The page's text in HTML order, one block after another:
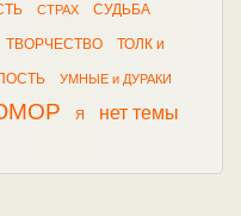
СТРАХ СУДЬБА
ТВОРЧЕСТВО ТОЛК и
УМНЫЕ и ДУРАКИ
Я нет темы